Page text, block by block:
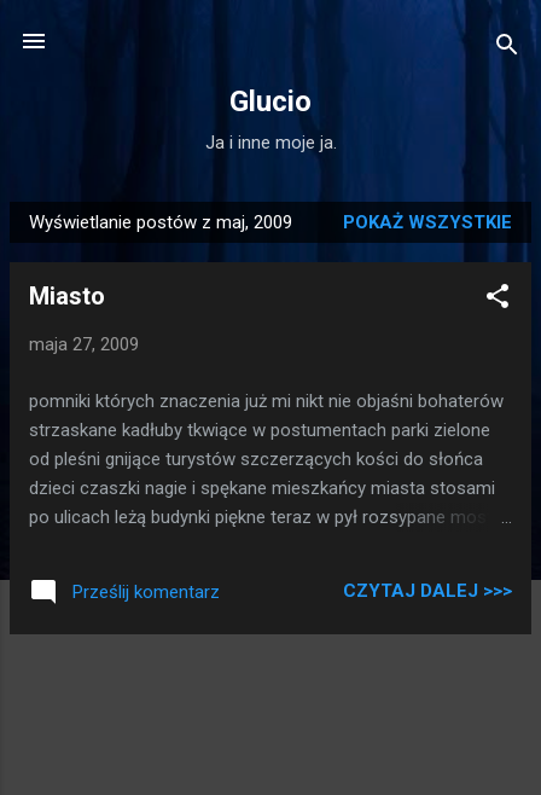
Glucio
Ja i inne moje ja.
P
o
Wyświetlanie postów z maj, 2009 POKAŻ WSZYSTKIE
Miasto
maja 27, 2009
pomniki których znaczenia już mi nikt nie objaśni bohaterów
strzaskane kadłuby tkwiące w postumentach parki zielone
od pleśni gnijące turystów szczerzących kości do słońca
dzieci czaszki nagie i spękane mieszkańcy miasta stosami
po ulicach leżą budynki piękne teraz w pył rozsypane mosty
mięsa zachwyt wyrażam
Prześlij komentarz CZYTAJ DALEJ >>>